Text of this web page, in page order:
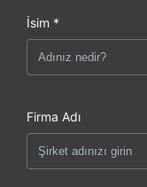
İsim *
Firma Adı